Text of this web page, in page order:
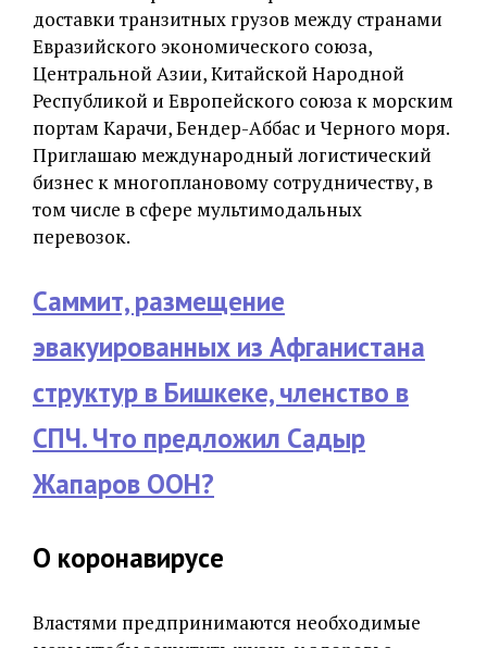
доставки транзитных грузов между странами
Евразийского экономического союза,
Центральной Азии, Китайской Народной
Республикой и Европейского союза к морским
портам Карачи, Бендер-Аббас и Черного моря.
Приглашаю международный логистический
бизнес к многоплановому сотрудничеству, в
том числе в сфере мультимодальных
перевозок.
Саммит, размещение
эвакуированных из Афганистана
структур в Бишкеке, членство в
СПЧ. Что предложил Садыр
Жапаров ООН?
О коронавирусе
Властями предпринимаются необходимые